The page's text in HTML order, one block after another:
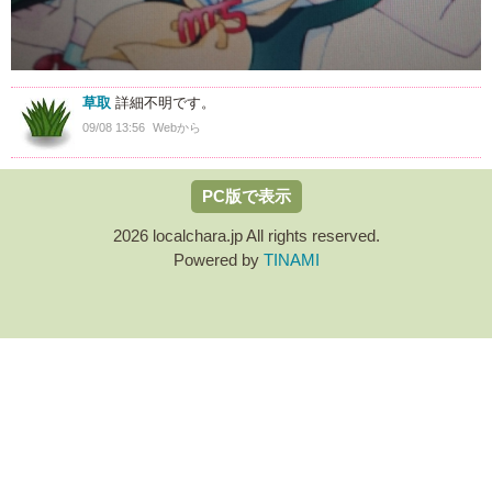
草取 詳細不明です。
09/08 13:56 Webから
PC版で表示
2026 localchara.jp All rights reserved.
Powered by TINAMI